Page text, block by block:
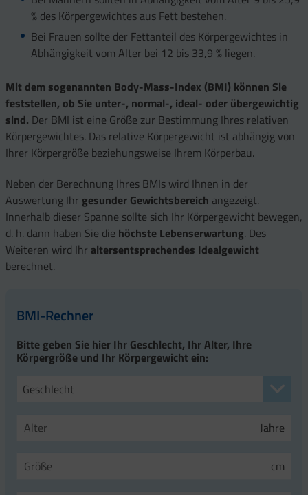
% des Körpergewichtes aus Fett bestehen.
Bei Frauen sollte der Fettanteil des Körpergewichtes in
Abhängigkeit vom Alter bei 12 bis 33,9 % liegen.
Mit dem sogenannten Body-Mass-Index (BMI) können Sie
feststellen, ob Sie unter-, normal-, ideal- oder übergewichtig
sind. Der BMI ist eine Größe zur Bestimmung Ihres relativen
Körpergewichtes. Das relative Körpergewicht ist abhängig von
Ihrer Körpergröße beziehungsweise Ihrem Körperbau.
Neben der Berechnung Ihres BMIs wird Ihnen in der
Auswertung Ihr gesunder Gewichtsbereich angezeigt.
Innerhalb dieser Spanne sollte sich Ihr Körpergewicht bewegen,
d. h. dann haben Sie die höchste Lebenserwartung. Des
Weiteren wird Ihr altersentsprechendes Idealgewicht
berechnet.
BMI-Rechner
Bitte geben Sie hier Ihr Geschlecht, Ihr Alter, Ihre
Körpergröße und Ihr Körpergewicht ein:
Geschlecht
Jahre
cm